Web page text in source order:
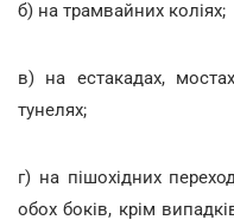
б) на трамвайних коліях;
в) на естакадах,
тунелях;
г) на пішохідних
обох боків, крім